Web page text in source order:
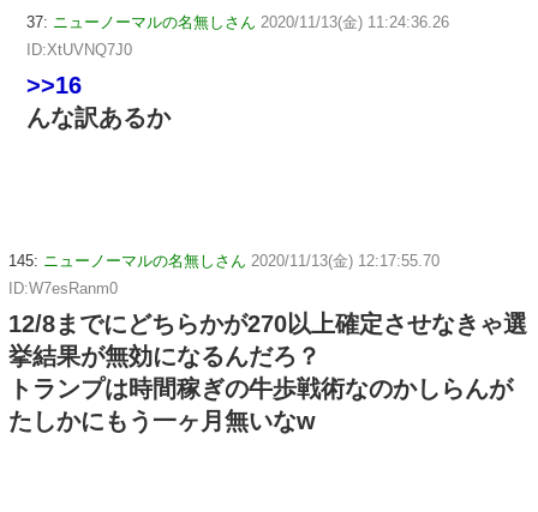
37: ニューノーマルの名無しさん 2020/11/13(金) 11:24:36.26
ID:XtUVNQ7J0
>>16
んな訳あるか
145: ニューノーマルの名無しさん 2020/11/13(金) 12:17:55.70
ID:W7esRanm0
12/8までにどちらかが270以上確定させなきゃ選
挙結果が無効になるんだろ？
トランプは時間稼ぎの牛歩戦術なのかしらんが
たしかにもう一ヶ月無いなw